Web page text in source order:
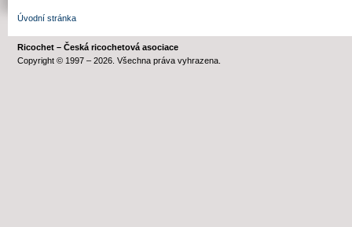
Úvodní stránka
Ricochet – Česká ricochetová asociace
Copyright © 1997 – 2026. Všechna práva vyhrazena.